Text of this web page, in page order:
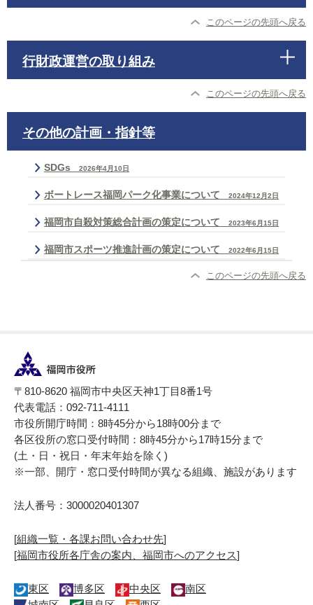
このページの先頭へ戻る
行財政運営の取り組み
このページの先頭へ戻る
その他の計画・指針等
SDGs 2026年4月10日
ボートレース福岡パーク化事業について 2024年12月2日
福岡市自殺対策総合計画の策定について 2023年6月15日
福岡市スポーツ推進計画の策定について 2022年6月15日
このページの先頭へ戻る
〒810-8620 福岡市中央区天神1丁目8番1号
代表電話：092-711-4111
市役所開庁時間：8時45分から18時00分まで
各区役所の窓口受付時間：8時45分から17時15分まで
(土・日・祝日・年末年始を除く)
※一部、開庁・窓口受付時間が異なる組織、施設があります
法人番号：3000020401307
[組織一覧・各課お問い合わせ先]
[福岡市役所各庁舎の案内、福岡市へのアクセス]
東区 博多区 中央区
南区